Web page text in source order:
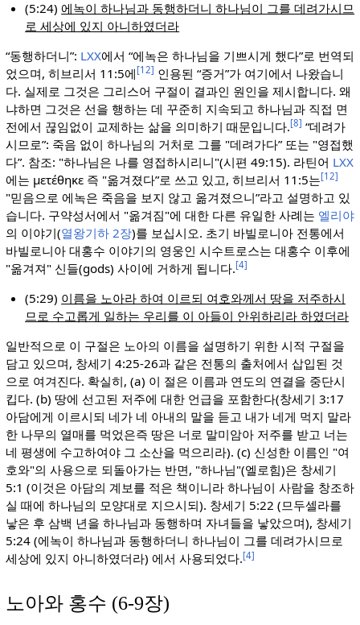
(5:24)에녹이 하나님과 동행하더니 하나님이 그를 데려가시므
로 세상에 있지 아니하였더라
“동행하더니”: LXX에서 “에녹은 하나님을 기쁘시게 했다”로 번역되
었으며, 히브리서 11:5에 [12] 인용된 “증거”가 여기에서 나왔습니
다. 실제로 그것은 그리스어 구절이 결과인 원인을 제시합니다. 왜
냐하면 그것은 선을 행하는 데 꾸준히 지속되고 하나님과 직접 면
전에서 끊임없이 교제하는 삶을 의미하기 때문입니다.[8] “데려가
시므로”: 죽음 없이 하나님의 거처로 그를 "데려가다” 또는 "영접했
다”. 참조: "하나님은 나를 영접하시리니"(시편 49:15). 라틴어 LXX
에는 μετέθηκε 즉 "옮겨졌다”로 쓰고 있고, 히브리서 11:5는[12]
"믿음으로 에녹은 죽음을 보지 않고 옮겨졌으니”라고 설명하고 있
습니다. 구약성서에서 "옮겨짐"에 대한 다른 유일한 사례는 엘리야
의 이야기(열왕기하 2장)를 보십시오. 초기 바빌로니아 전통에서
바빌로니아 대홍수 이야기의 영웅인 시수트로스는 대홍수 이후에
"옮겨져" 신들(gods) 사이에 거하게 됩니다.[4]
(5:29) 이름을 노아라 하여 이르되 여호와께서 땅을 저주하시
므로 수고롭게 일하는 우리를 이 아들이 안위하리라 하였더라
일반적으로 이 구절은 노아의 이름을 설명하기 위한 시적 구절을
담고 있으며, 창세기 4:25-26과 같은 전통의 출처에서 삽입된 것
으로 여겨진다. 확실히, (a) 이 절은 이름과 연도의 연결을 중단시
킵다. (b) 땅에 선고된 저주에 대한 언급을 포함한다(창세기 3:17
아담에게 이르시되 네가 네 아내의 말을 듣고 내가 네게 먹지 말라
한 나무의 열매를 먹었은즉 땅은 너로 말미암아 저주를 받고 너는
네 평생에 수고하여야 그 소산을 먹으리라). (c) 신성한 이름인 "여
호와"의 사용으로 되돌아가는 반면, "하나님"(엘로힘)은 창세기
5:1 (이것은 아담의 계보를 적은 책이니라 하나님이 사람을 창조하
실 때에 하나님의 모양대로 지으시되). 창세기 5:22 (므두셀라를
낳은 후 삼백 년을 하나님과 동행하며 자녀들을 낳았으며), 창세기
5:24 (에녹이 하나님과 동행하더니 하나님이 그를 데려가시므로
세상에 있지 아니하였더라) 에서 사용되었다.[4]
노아와 홍수 (6-9장)